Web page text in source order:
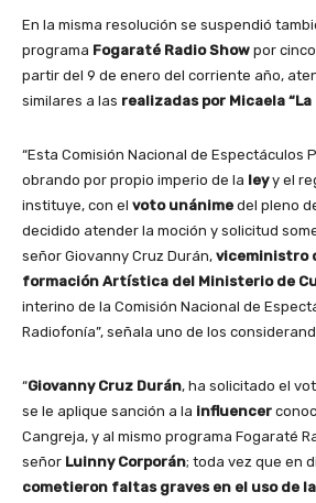
En la misma resolución se suspendió
programa Fogaraté Radio Show por
partir del 9 de enero del corriente año,
similares a las realizadas por Micaela “La
“Esta Comisión Nacional de Espectáculos
obrando por propio imperio de la leyy el
instituye, con el voto unánime del pleno
decidido atender la moción y solicitud
señor Giovanny Cruz Durán, viceministro
formación Artística del Ministerio de
interino de la Comisión Nacional de
Radiofonía”, señala uno de los
“Giovanny Cruz Durán, ha solicitado el
se le aplique sanción a la influencer
Cangreja, y al mismo programa Fogaraté
señor Luinny Corporán; toda vez que en
cometieron faltas graves en el uso de